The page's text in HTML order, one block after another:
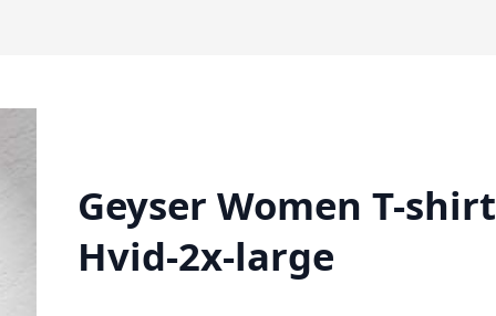
Geyser Women T-shirt
Hvid-2x-large